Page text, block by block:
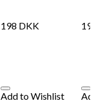
198 DKK
Add to Wishlist